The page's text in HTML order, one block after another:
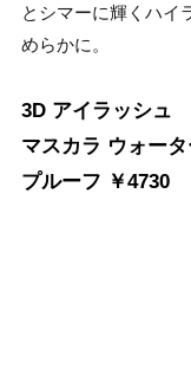
とシマーに輝くハイ
めらかに。
3D アイラッシュ
マスカラ ウォー
プルーフ ￥4730